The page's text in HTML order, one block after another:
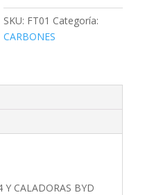
SKU: FT01 Categoría:
CARBONES
CALADORAS BYD